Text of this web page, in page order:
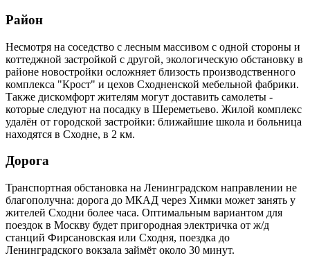
Район
Несмотря на соседство с лесным массивом с одной стороны и
коттеджной застройкой с другой, экологическую обстановку в
районе новостройки осложняет близость производственного
комплекса "Крост" и цехов Сходненской мебельной фабрики.
Также дискомфорт жителям могут доставить самолеты -
которые следуют на посадку в Шереметьево. Жилой комплекс
удалён от городской застройки: ближайшие школа и больница
находятся в Сходне, в 2 км.
Дорога
Транспортная обстановка на Ленинградском направлении не
благополучна: дорога до МКАД через Химки может занять у
жителей Сходни более часа. Оптимальным вариантом для
поездок в Москву будет пригородная электричка от ж/д
станций Фирсановская или Сходня, поездка до
Ленинградского вокзала займёт около 30 минут.